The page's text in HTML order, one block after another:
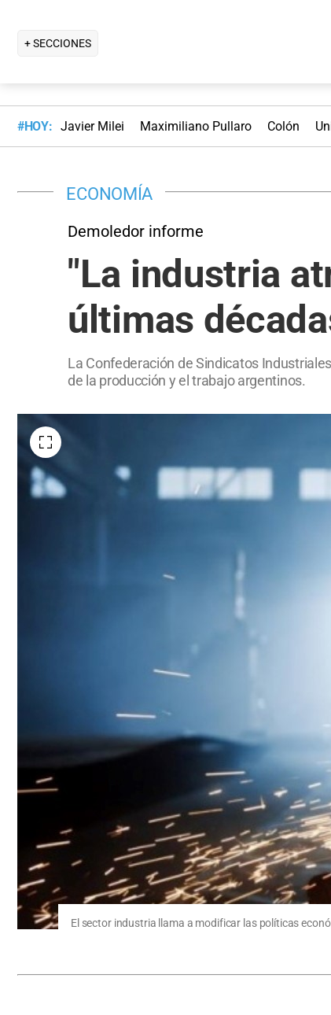
+ SECCIONES
#HOY: Javier Milei Maximiliano Pullaro Colón
ECONOMÍA
Demoledor informe
"La industria
últimas
La Confederación de Sindicatos
de la producción y el trabajo argentinos.
El sector industria llama a modificar las políticas